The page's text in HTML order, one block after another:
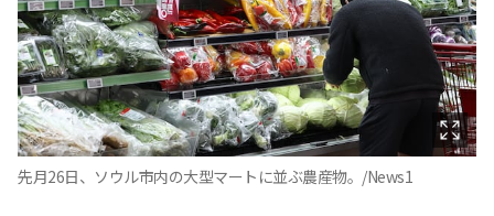
先月26日、ソウル市内の大型マートに並ぶ農産物。/News1